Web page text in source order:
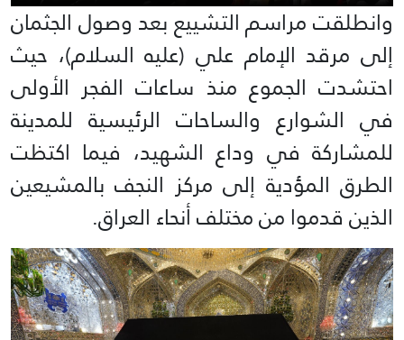
وانطلقت مراسم التشييع بعد وصول الجثمان
إلى مرقد الإمام علي (عليه السلام)، حيث
احتشدت الجموع منذ ساعات الفجر الأولى
في الشوارع والساحات الرئيسية للمدينة
للمشاركة في وداع الشهيد، فيما اكتظت
الطرق المؤدية إلى مركز النجف بالمشيعين
الذين قدموا من مختلف أنحاء العراق.